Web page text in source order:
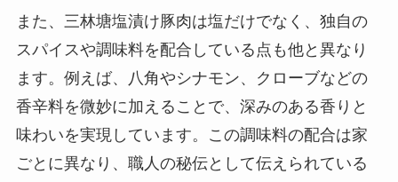
また、三林塘塩漬け豚肉は塩だけでなく、独自の
スパイスや調味料を配合している点も他と異なり
ます。例えば、八角やシナモン、クローブなどの
香辛料を微妙に加えることで、深みのある香りと
味わいを実現しています。この調味料の配合は家
ごとに異なり、職人の秘伝として伝えられている